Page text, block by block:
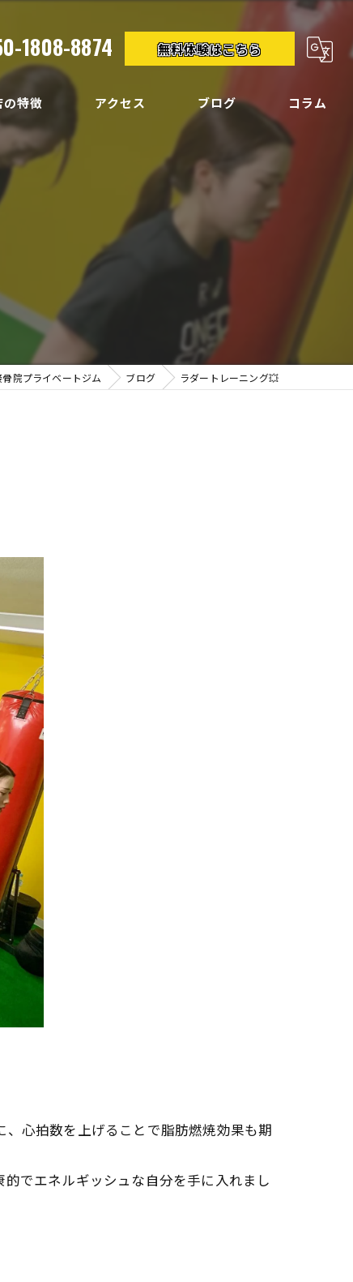
1808-8874 無料体験はこちら
の特徴
イズ
ト
イク
アクセス ブログ コラム
院プライベートジム ブログ ラダートレーニング💥
心拍数を上げることで脂肪燃焼効果も期
でエネルギッシュな自分を手に入れまし